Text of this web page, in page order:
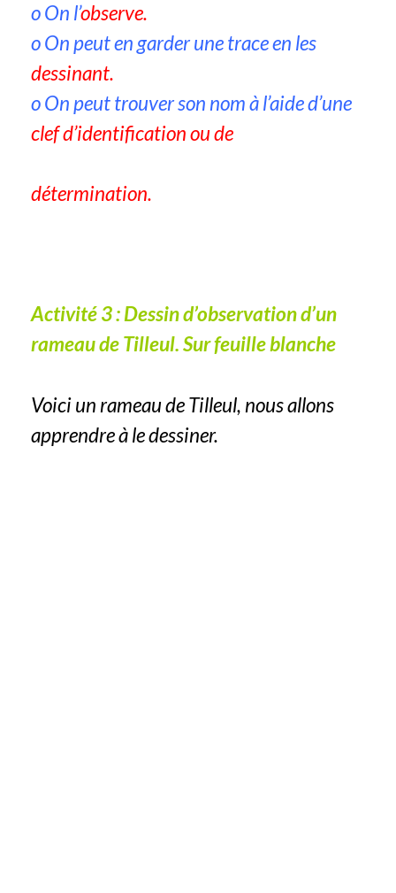
o On l’observe.
o On peut en garder une trace en les
dessinant.
o On peut trouver son nom à l’aide d’une
clef d’identification ou de
détermination.
Activité 3 : Dessin d’observation d’un
rameau de Tilleul. Sur feuille blanche
Voici un rameau de Tilleul, nous allons
apprendre à le dessiner.